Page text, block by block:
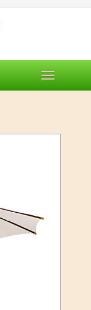
Toggle
navigation